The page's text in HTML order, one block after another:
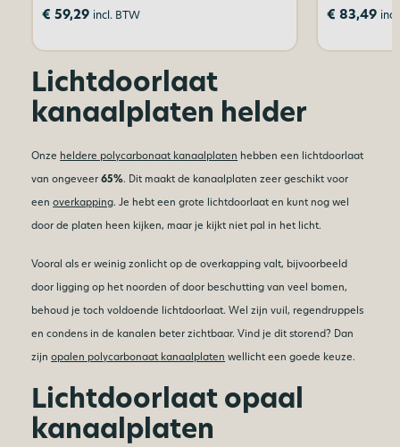
€ 59,29 incl. BTW € 83,49
Lichtdoorlaat
kanaalplaten helder
Onze heldere polycarbonaat kanaalplaten hebben een lichtdoorlaat
van ongeveer 65%. Dit maakt de kanaalplaten zeer geschikt voor
eenoverkapping. Je hebt een grote lichtdoorlaat en kunt nog wel
door de platen heen kijken, maar je kijkt niet pal in het licht.
Vooral als er weinig zonlicht op de overkapping valt, bijvoorbeeld
door ligging op het noorden of door beschutting van veel bomen,
behoud je toch voldoende lichtdoorlaat. Wel zijn vuil, regendruppels
en condens in de kanalen beter zichtbaar. Vind je dit storend? Dan
zijnopalen polycarbonaat kanaalplaten wellicht een goede keuze.
Lichtdoorlaat opaal
kanaalplaten